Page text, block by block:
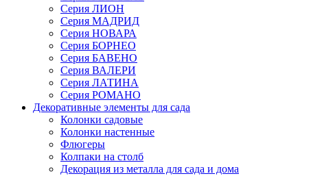
Серия ЛИОН
Серия МАДРИД
Серия НОВАРА
Серия БОРНЕО
Серия БАВЕНО
Серия ВАЛЕРИ
Серия ЛАТИНА
Серия РОМАНО
Декоративные элементы для сада
Колонки садовые
Колонки настенные
Флюгеры
Колпаки на столб
Декорация из металла для сада и дома